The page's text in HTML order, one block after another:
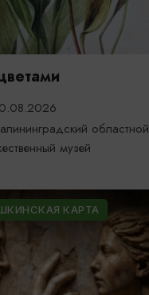
областной
музей
КАРТА